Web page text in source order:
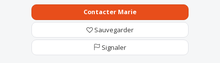
Contacter Marie
Sauvegarder
Signaler